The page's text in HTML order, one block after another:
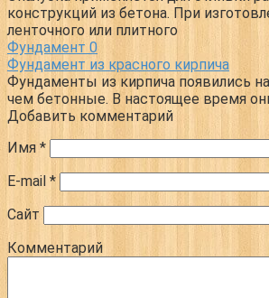
конструкций из бетона. При
ленточного или плитного
Фундамент 0
Фундамент из красного кирпича
Фундаменты из кирпича появились
чем бетонные. В настоящее время
Добавить комментарий
Имя *
E-mail *
Сайт
Комментарий